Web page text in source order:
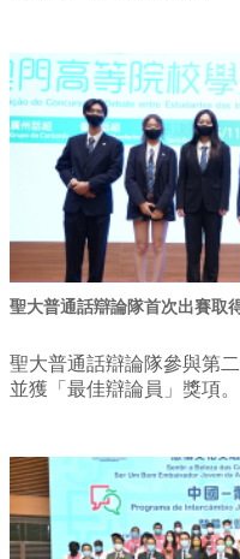
聖大普通話辯論隊首次出賽取
聖大普通話辯論隊參與第
並獲「最佳辯論員」獎項。